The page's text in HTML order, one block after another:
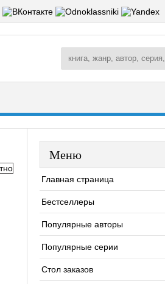
Меню
Главная страница
Бестселлеры
Популярные авторы
Популярные серии
Стол заказов